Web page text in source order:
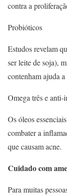
contra a
Probióticos
Estudos revelam
ser leite de soja),
contenham ajuda
Omega três e
Os óleos
combater a
que causam acne.
Cuidado com
Para muitas